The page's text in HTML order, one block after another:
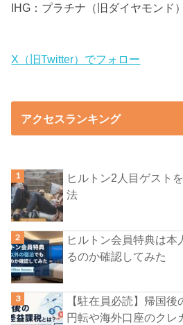
IHG：プラチナ（旧ダイヤモンド）
X（旧Twitter）でフォロー
アクセスランキング
ヒルトン2人目ゲスト
法
ヒルトン会員特典は本
るのか確認してみた
【駐在員必読】帰国
円転や海外口座のクレ